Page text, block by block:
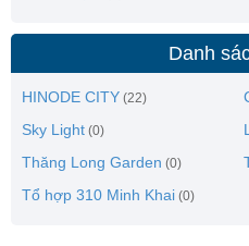
Danh
HINODE CITY (22)
Sky Light (0)
Thăng Long Garden (0)
Tổ hợp 310 Minh Khai (0)